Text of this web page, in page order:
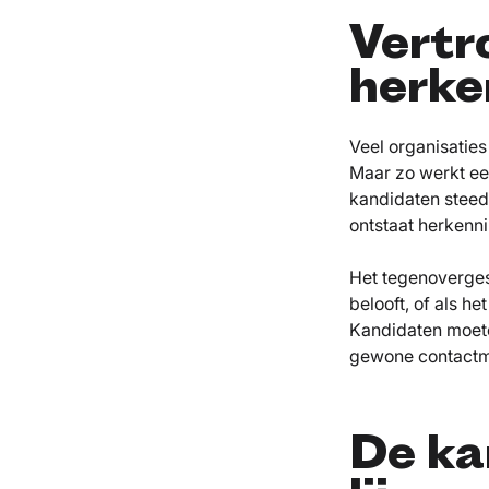
Veel
Maar zo werkt
kandidaten
ontstaat
Het
belooft, of als
Kandidaten
gewone
De